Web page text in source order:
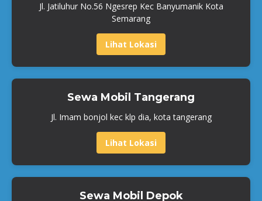
Jl. Jatiluhur No.56 Ngesrep Kec Banyumanik Kota
Semarang
Lihat Lokasi
Sewa Mobil Tangerang
Jl. Imam bonjol kec klp dia, kota tangerang
Lihat Lokasi
Sewa Mobil Depok